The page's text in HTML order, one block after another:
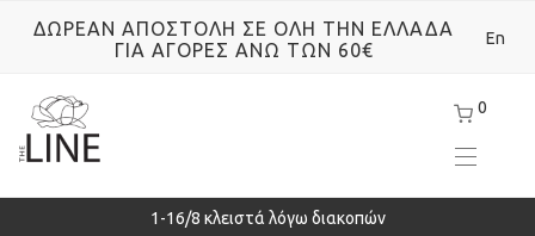
0
ΔΩΡΕΑΝ ΑΠΟΣΤΟΛΗ ΣΕ ΟΛΗ ΤΗΝ ΕΛΛΑΔΑ
ΓΙΑ ΑΓΟΡΕΣ ΑΝΩ ΤΩΝ 60€
En
1-16/8 κλειστά λόγω διακοπών